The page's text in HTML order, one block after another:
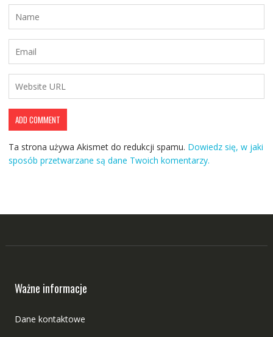
Ta strona używa Akismet do redukcji spamu. Dowiedz się, w jaki
sposób przetwarzane są dane Twoich komentarzy.
Ważne informacje
Dane kontaktowe